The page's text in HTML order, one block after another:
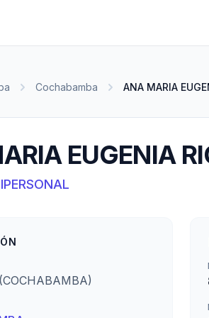
Cochabamba ANA MARIA
EUGENIA